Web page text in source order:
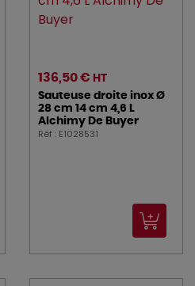
136,50 € HT
Sauteuse droite inox Ø
28 cm 14 cm 4,6 L
Alchimy De Buyer
Réf : E1028531